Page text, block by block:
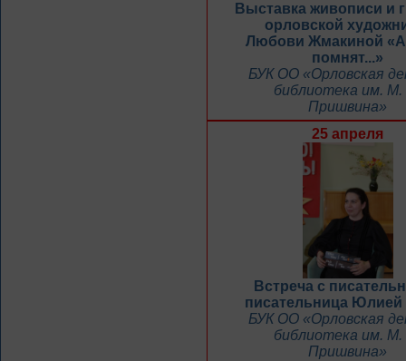
Выставка живописи и
орловской
Любови Жмакиной
помнят...»
БУК ОО «Орловская
библиотека им.
Пришвина»
25 апреля
Встреча с
писательница Юлией
БУК ОО «Орловская
библиотека им.
Пришвина»